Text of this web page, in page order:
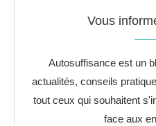
Vous
Autosuffisance est un
actualités, conseils
tout ceux qui souhaitent
face aux